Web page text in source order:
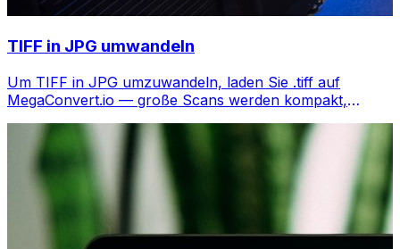
TIFF in JPG umwandeln
Um TIFF in JPG umzuwandeln, laden Sie .tiff auf
MegaConvert.io — große Scans werden kompakt,